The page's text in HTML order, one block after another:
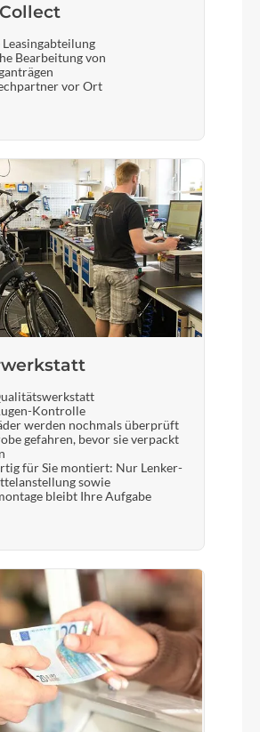
Leasingabteilung
Bearbeitung von
vor Ort
Kontrolle
werden nochmals überprüft
gefahren, bevor sie verpackt
für Sie montiert: Nur Lenker-
sowie
bleibt Ihre Aufgabe